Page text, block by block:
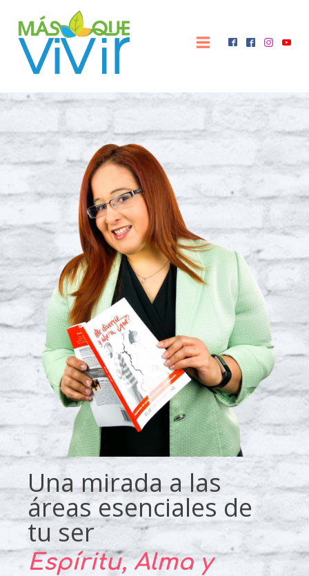
Una mirada a las
áreas esenciales de
tu ser
Espíritu, Alma y